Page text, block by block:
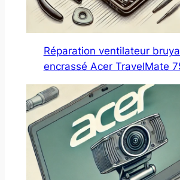
Réparation ventilateur
encrassé Acer TravelMate